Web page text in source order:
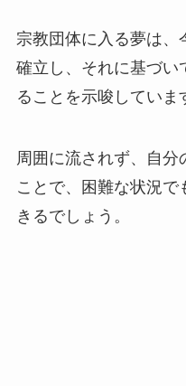
宗教団体に入る夢は、
確立し、それに基づい
ることを示唆していま
周囲に流されず、自分
ことで、困難な状況
きるでしょう。